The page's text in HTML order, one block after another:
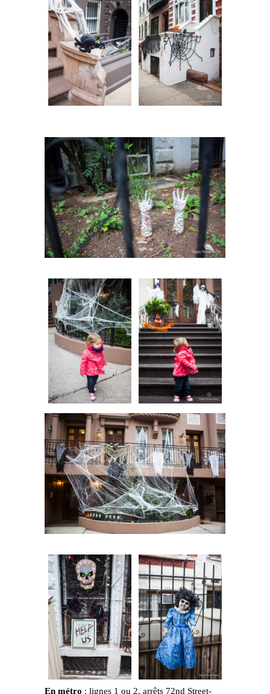
En métro : lignes 1 ou 2, arrêts 72nd Street-